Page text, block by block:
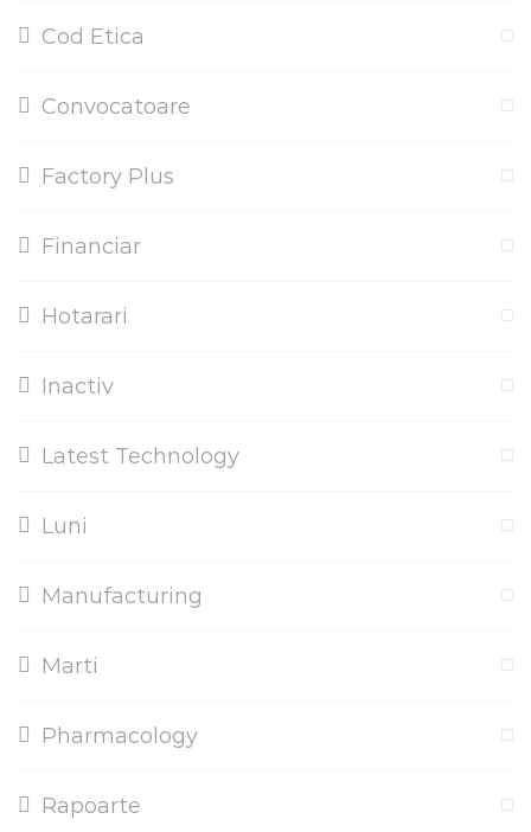
Cod Etica
Convocatoare
Factory Plus
Financiar
Hotarari
Inactiv
Latest Technology
Luni
Manufacturing
Marti
Pharmacology
Rapoarte